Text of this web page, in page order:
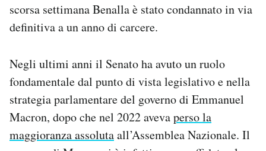
scorsa settimana Benalla è stato condannato in via
definitiva a un anno di carcere.
Negli ultimi anni il Senato ha avuto un ruolo
fondamentale dal punto di vista legislativo e nella
strategia parlamentare del governo di Emmanuel
Macron, dopo che nel 2022 avevaperso la
maggioranza assolutaall’Assemblea Nazionale. Il